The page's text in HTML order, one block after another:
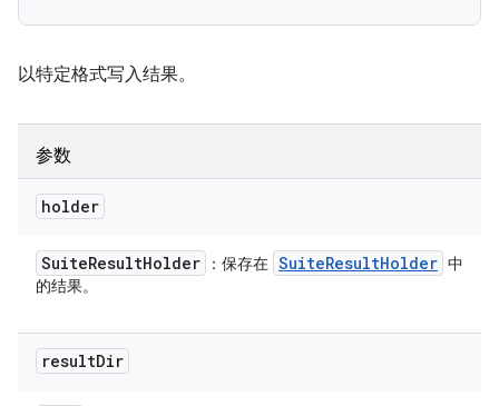
以特定格式写入结果。
参数
holder
SuiteResultHolder ：保存在 SuiteResultHolder 中
的结果。
resultDir